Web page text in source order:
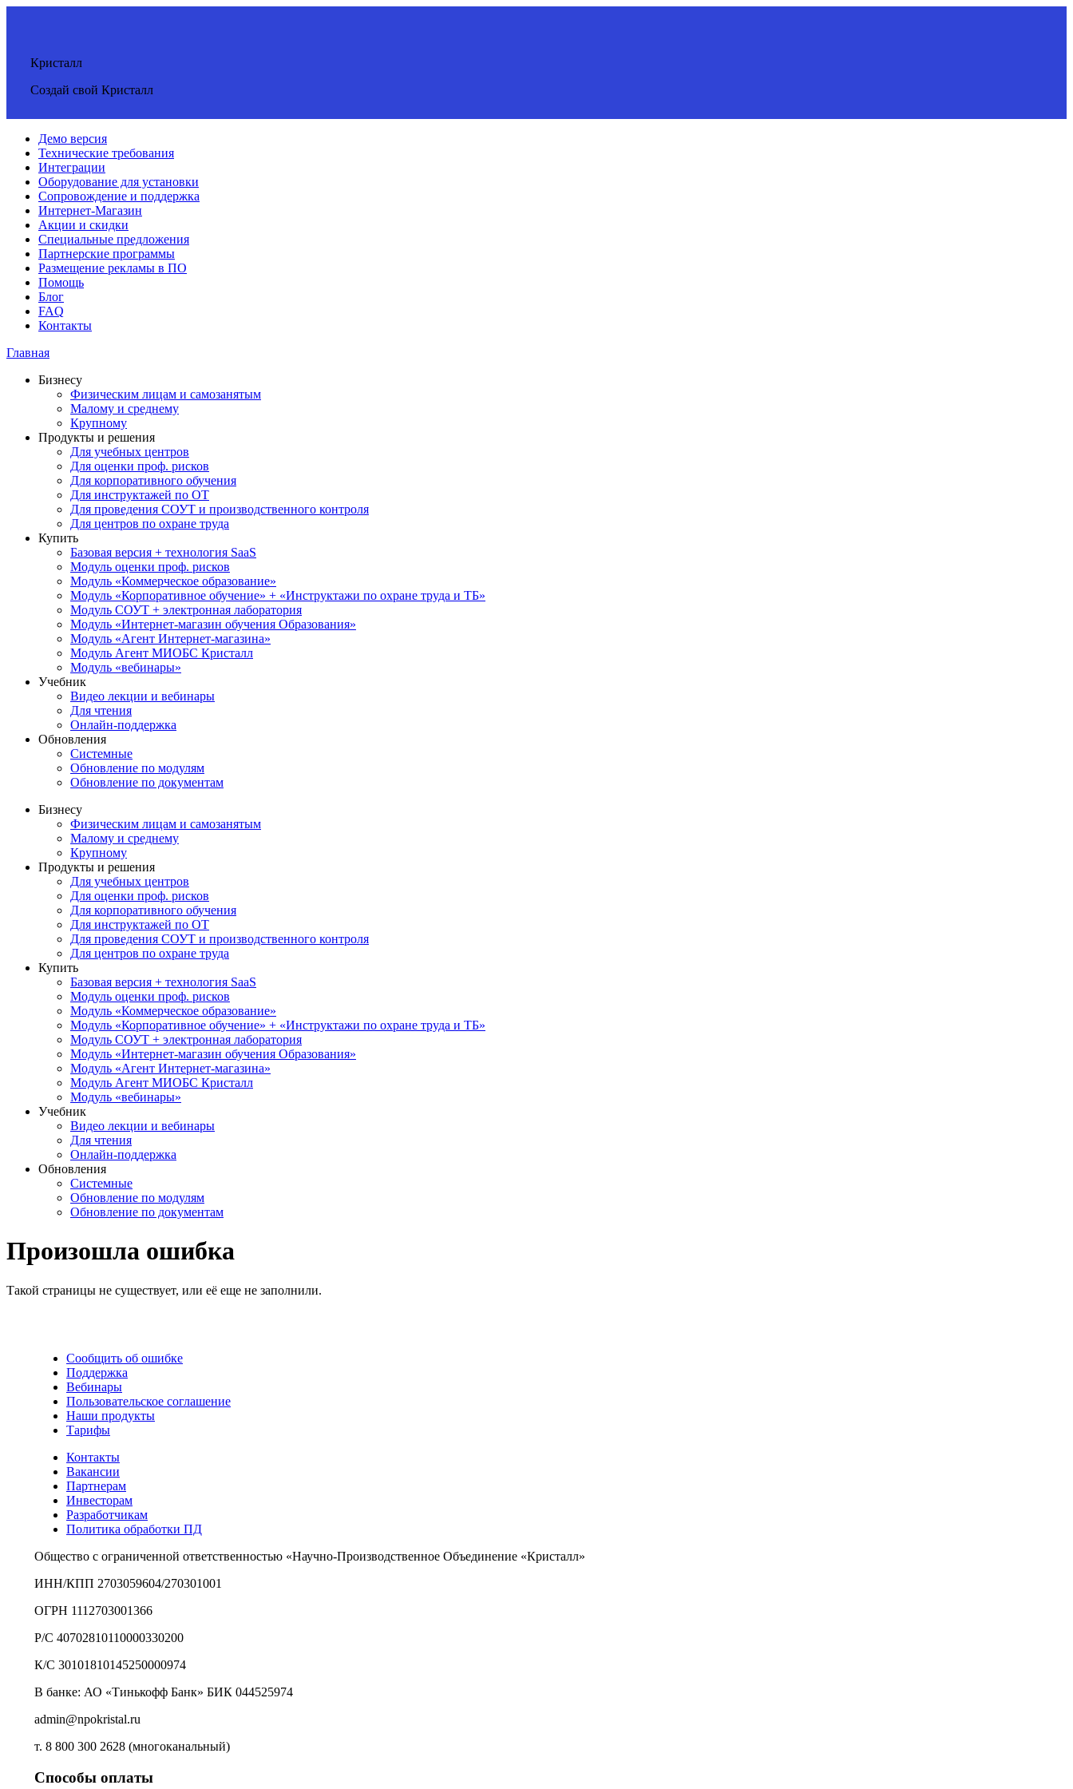
Кристалл
Создай свой Кристалл
Демо версия
Технические требования
Интеграции
Оборудование для установки
Сопровождение и поддержка
Интернет-Магазин
Акции и скидки
Специальные предложения
Партнерские программы
Размещение рекламы в ПО
Помощь
Блог
FAQ
Контакты
Главная
Бизнесу
Физическим лицам и самозанятым
Малому и среднему
Крупному
Продукты и решения
Для учебных центров
Для оценки проф. рисков
Для корпоративного обучения
Для инструктажей по ОТ
Для проведения СОУТ и производственного контроля
Для центров по охране труда
Купить
Базовая версия + технология SaaS
Модуль оценки проф. рисков
Модуль «Коммерческое образование»
Модуль «Корпоративное обучение» + «Инструктажи по охране труда и ТБ»
Модуль СОУТ + электронная лаборатория
Модуль «Интернет-магазин обучения Образования»
Модуль «Агент Интернет-магазина»
Модуль Агент МИОБС Кристалл
Модуль «вебинары»
Учебник
Видео лекции и вебинары
Для чтения
Онлайн-поддержка
Обновления
Системные
Обновление по модулям
Обновление по документам
Бизнесу
Физическим лицам и самозанятым
Малому и среднему
Крупному
Продукты и решения
Для учебных центров
Для оценки проф. рисков
Для корпоративного обучения
Для инструктажей по ОТ
Для проведения СОУТ и производственного контроля
Для центров по охране труда
Купить
Базовая версия + технология SaaS
Модуль оценки проф. рисков
Модуль «Коммерческое образование»
Модуль «Корпоративное обучение» + «Инструктажи по охране труда и ТБ»
Модуль СОУТ + электронная лаборатория
Модуль «Интернет-магазин обучения Образования»
Модуль «Агент Интернет-магазина»
Модуль Агент МИОБС Кристалл
Модуль «вебинары»
Учебник
Видео лекции и вебинары
Для чтения
Онлайн-поддержка
Обновления
Системные
Обновление по модулям
Обновление по документам
Произошла ошибка
Такой страницы не существует, или её еще не заполнили.
Сообщить об ошибке
Поддержка
Вебинары
Пользовательское соглашение
Наши продукты
Тарифы
Контакты
Вакансии
Партнерам
Инвесторам
Разработчикам
Политика обработки ПД
Общество с ограниченной ответственностью «Научно-Производственное Объединение «Кристалл»
ИНН/КПП 2703059604/270301001
ОГРН 1112703001366
Р/С 40702810110000330200
К/С 30101810145250000974
В банке: АО «Тинькофф Банк» БИК 044525974
admin@npokristal.ru
т. 8 800 300 2628 (многоканальный)
Способы оплаты